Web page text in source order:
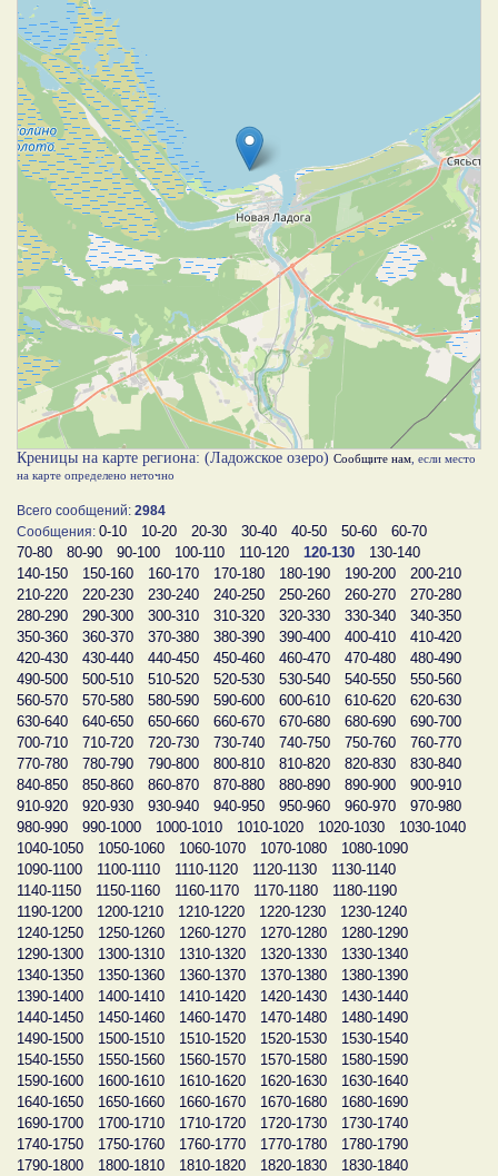
Креницы на карте региона: (Ладожское озеро) Сообщите нам , если место
на карте определено неточно
Всего сообщений: 2984
Сообщения: 0-10 10-20 20-30 30-40 40-50 50-60
60-70
70-80
80-90 90-100 100-110 110-120 120-130
130-140
140-150
150-160 160-170 170-180 180-190 190-200
200-210
210-220
220-230 230-240 240-250 250-260 260-270
270-280
280-290
290-300 300-310 310-320 320-330 330-340
340-350
350-360
360-370 370-380 380-390 390-400 400-410
410-420
420-430
430-440 440-450 450-460 460-470 470-480
480-490
490-500
500-510 510-520 520-530 530-540 540-550
550-560
560-570
570-580 580-590 590-600 600-610 610-620
620-630
630-640
640-650 650-660 660-670 670-680 680-690
690-700
700-710
710-720 720-730 730-740 740-750 750-760
760-770
770-780
780-790 790-800 800-810 810-820 820-830
830-840
840-850
850-860 860-870 870-880 880-890 890-900
900-910
910-920
920-930 930-940 940-950 950-960 960-970
970-980
980-990
990-1000 1000-1010 1010-1020 1020-1030
1030-1040
1040-1050
1050-1060 1060-1070 1070-1080
1080-1090
1090-1100
1100-1110 1110-1120 1120-1130
1130-1140
1140-1150
1150-1160 1160-1170 1170-1180
1180-1190
1190-1200
1200-1210 1210-1220 1220-1230
1230-1240
1240-1250
1250-1260 1260-1270 1270-1280
1280-1290
1290-1300
1300-1310 1310-1320 1320-1330
1330-1340
1340-1350
1350-1360 1360-1370 1370-1380
1380-1390
1390-1400
1400-1410 1410-1420 1420-1430
1430-1440
1440-1450
1450-1460 1460-1470 1470-1480
1480-1490
1490-1500
1500-1510 1510-1520 1520-1530
1530-1540
1540-1550
1550-1560 1560-1570 1570-1580
1580-1590
1590-1600
1600-1610 1610-1620 1620-1630
1630-1640
1640-1650
1650-1660 1660-1670 1670-1680
1680-1690
1690-1700
1700-1710 1710-1720 1720-1730
1730-1740
1740-1750
1750-1760 1760-1770 1770-1780
1780-1790
1790-1800
1800-1810 1810-1820 1820-1830
1830-1840